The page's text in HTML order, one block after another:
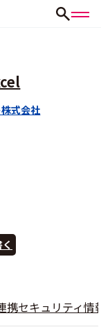
式会社
携セキュリティ情